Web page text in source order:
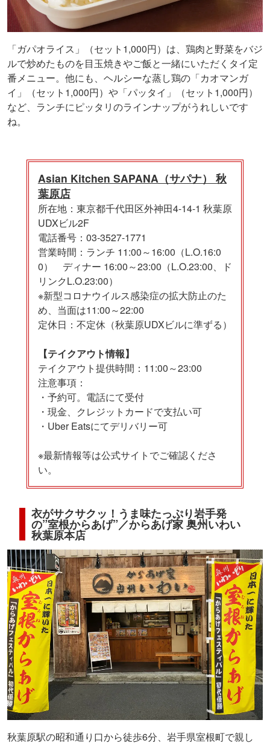
「ガパオライス」（セット1,000円）は、鶏肉と野菜をバジ
ルで炒めたものを目玉焼きやご飯と一緒にいただくタイ定
番メニュー。他にも、ヘルシーな蒸し鶏の「カオマンガ
イ」（セット1,000円）や「パッタイ」（セット1,000円）
など、ランチにピッタリのラインナップがうれしいです
ね。
Asian Kitchen SAPANA（サパナ） 秋
葉原店
所在地：東京都千代田区外神田4-14-1 秋葉原
UDXビル2F
電話番号：03-3527-1771
営業時間：ランチ 11:00～16:00（L.O.16:0
0） ディナー 16:00～23:00（L.O.23:00、ド
リンクL.O.23:00）
※新型コロナウイルス感染症の拡大防止のた
め、当面は11:00～22:00
定休日：不定休（秋葉原UDXビルに準ずる）
【テイクアウト情報】
テイクアウト提供時間：11:00～23:00
注意事項：
・予約可。電話にて受付
・現金、クレジットカードで支払い可
・Uber Eatsにてデリバリー可
※最新情報等は公式サイトでご確認くださ
い。
衣がサクサクッ！うま味たっぷり岩手発
の”室根からあげ”／からあげ家 奥州いわい
秋葉原本店
秋葉原駅の昭和通り口から徒歩6分、岩手県室根町で親し